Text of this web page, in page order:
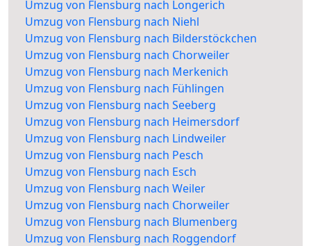
Umzug von Flensburg nach Longerich
Umzug von Flensburg nach Niehl
Umzug von Flensburg nach Bilderstöckchen
Umzug von Flensburg nach Chorweiler
Umzug von Flensburg nach Merkenich
Umzug von Flensburg nach Fühlingen
Umzug von Flensburg nach Seeberg
Umzug von Flensburg nach Heimersdorf
Umzug von Flensburg nach Lindweiler
Umzug von Flensburg nach Pesch
Umzug von Flensburg nach Esch
Umzug von Flensburg nach Weiler
Umzug von Flensburg nach Chorweiler
Umzug von Flensburg nach Blumenberg
Umzug von Flensburg nach Roggendorf